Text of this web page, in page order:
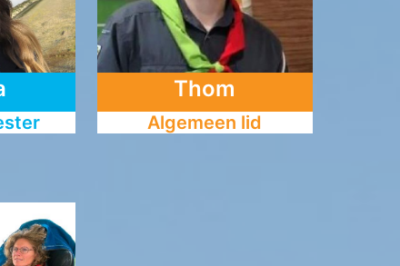
Thom
Algemeen lid